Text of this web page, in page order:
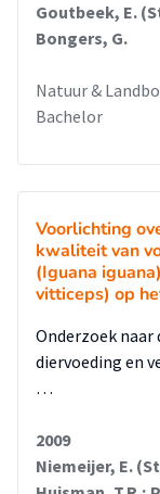
Goutbeek, E.
Bongers, G.
Natuur &
Bachelor
Voorlichting
kwaliteit van
(Iguana
vitticeps) op
Onderzoek
diervoeding en
…
2009
Niemeijer, E.